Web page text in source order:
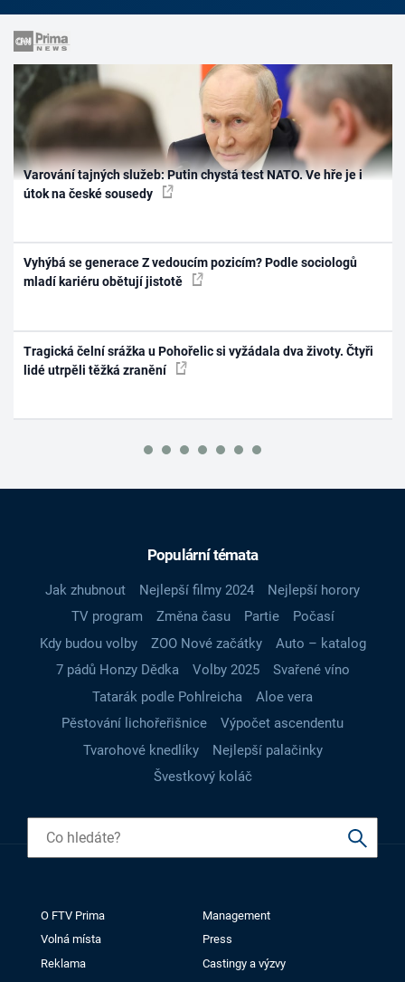
Varování tajných služeb: Putin chystá test NATO. Ve hře je i
útok na české sousedy
Vyhýbá se generace Z vedoucím pozicím? Podle sociologů
mladí kariéru obětují jistotě
Tragická čelní srážka u Pohořelic si vyžádala dva životy. Čtyři
lidé utrpěli těžká zranění
Populární témata
Jak zhubnout Nejlepší filmy 2024
Nejlepší horory
TV program
Změna času Partie
Počasí
Kdy budou volby
ZOO Nové začátky
Auto – katalog
7 pádů Honzy Dědka
Volby 2025
Svařené víno
Tatarák podle Pohlreicha
Aloe vera
Pěstování lichořeřišnice
Výpočet ascendentu
Tvarohové knedlíky
Nejlepší palačinky
Švestkový koláč
O FTV Prima
Management
Volná místa
Press
Reklama
Castingy a výzvy